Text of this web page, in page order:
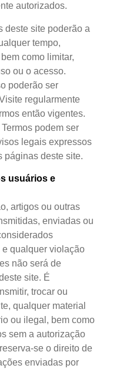
autorizados.
deste site poderão a
tempo,
como limitar,
ou o acesso.
poderão ser
regularmente
então vigentes.
podem ser
legais expressos
páginas deste site.
usuários e
artigos ou outras
enviadas ou
qualquer violação
não será de
site. É
trocar ou
qualquer material
ou ilegal, bem como
sem a autorização
se o direito de
enviadas por